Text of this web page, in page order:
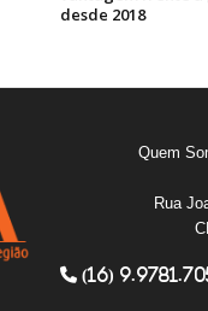
desde 2018
Quem
Rua
(16)